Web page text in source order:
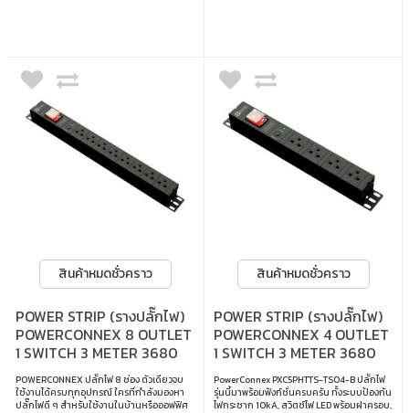
สินค้าหมดชั่วคราว
POWER STRIP (รางปลั๊กไฟ)
POWERCONNEX 8 OUTLET
1 SWITCH 3 METER 3680
WATT - BLACK (PCX-
PXC5PHTTS-TS08B)
POWERCONNEX ปลั๊กไฟ 8 ช่อง ตัวเดียวจบ
ใช้งานได้ครบทุกอุปกรณ์ ใครที่กำลังมองหา
ปลั๊กไฟดี ๆ สำหรับใช้งานในบ้านหรือออฟฟิศ
สินค้าหมดชั่วคราว
POWER STRIP (รางปลั๊กไฟ)
POWERCONNEX 4 OUTLET
1 SWITCH 3 METER 3680
WATT - BLACK
(PXC5PHTTS-TS04-B)
PowerConnex PXC5PHTTS-TS04-B ปลั๊กไฟ
รุ่นนี้มาพร้อมฟังก์ชั่นครบครัน ทั้งระบบป้องกัน
ไฟกระชาก 10kA, สวิตซ์ไฟ LED พร้อมฝาครอบ,